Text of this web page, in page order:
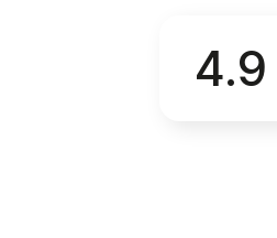
4.9